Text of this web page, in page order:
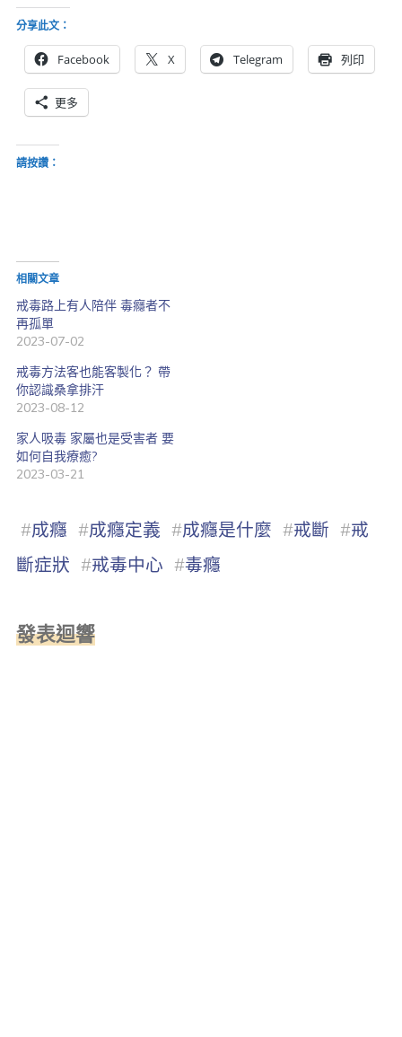
分享此文：
Facebook X Telegram 列印
更多
請按讚：
相關文章
戒毒路上有人陪伴 毒癮者不
再孤單
2023-07-02
戒毒方法客也能客製化？ 帶
你認識桑拿排汗
2023-08-12
家人吸毒 家屬也是受害者 要
如何自我療癒?
2023-03-21
#成癮 #成癮定義 #成癮是什麼 #戒斷 #戒
斷症狀 #戒毒中心 #毒癮
發表迴響